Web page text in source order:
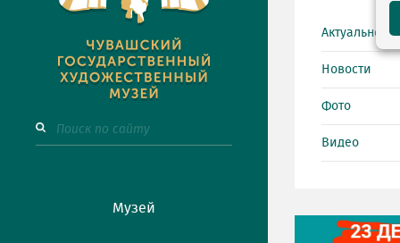
Музей
Актуально
Новости
Фото
Видео